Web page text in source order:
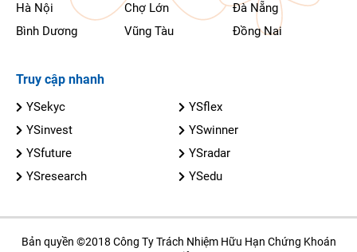
Hà Nội Chợ Lớn
Đà Nẵng
Bình Dương
Vũng Tàu Đồng Nai
Truy cập nhanh
YSekyc
YSflex
YSinvest
YSwinner
YSfuture
YSradar
YSresearch
YSedu
Bản quyền ©2018 Công Ty Trách Nhiệm Hữu Hạn Chứng Khoán